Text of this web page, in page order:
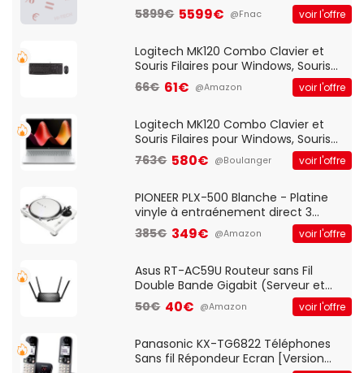
5899€ 5599€ @Fnac voir l'offre
Logitech MK120 Combo Clavier et
Souris Filaires pour Windows, Souris
Optique Filaire, Connexion USB Plug
And Play, Confortable, Taille
QWERTY UK - Noir
66€ 61€ @Amazon voir l'offre
Logitech MK120 Combo Clavier et
Souris Filaires pour Windows, Souris
Optique Filaire, Connexion USB Plug
And Play, Confortable, Taille
QWERTY UK - Noir
763€ 580€ @Boulanger voir l'offre
PIONEER PLX-500 Blanche - Platine
vinyle à entraénement direct 3
vitesses (33-45-78 trs/min) avec
pre-ampli intégré et port USB
385€ 349€ @Amazon voir l'offre
Asus RT-AC59U Routeur sans Fil
Double Bande Gigabit (Serveur et
Client VPN, Triple Vlan, Mode Point
d'accès et Bridge, contrôle Parental,
50€ 40€ @Amazon voir l'offre
Panasonic KX-TG6822 Téléphones
Sans fil Répondeur Ecran [Version